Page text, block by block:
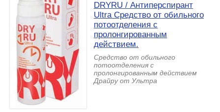
DRYRU / Антиперспирант
Ultra Средство от обильного
потоотделения с
пролонгированным
действием.
Средство от обильного
потоотделения с
пролонгированным действием
Драйру от Ультра